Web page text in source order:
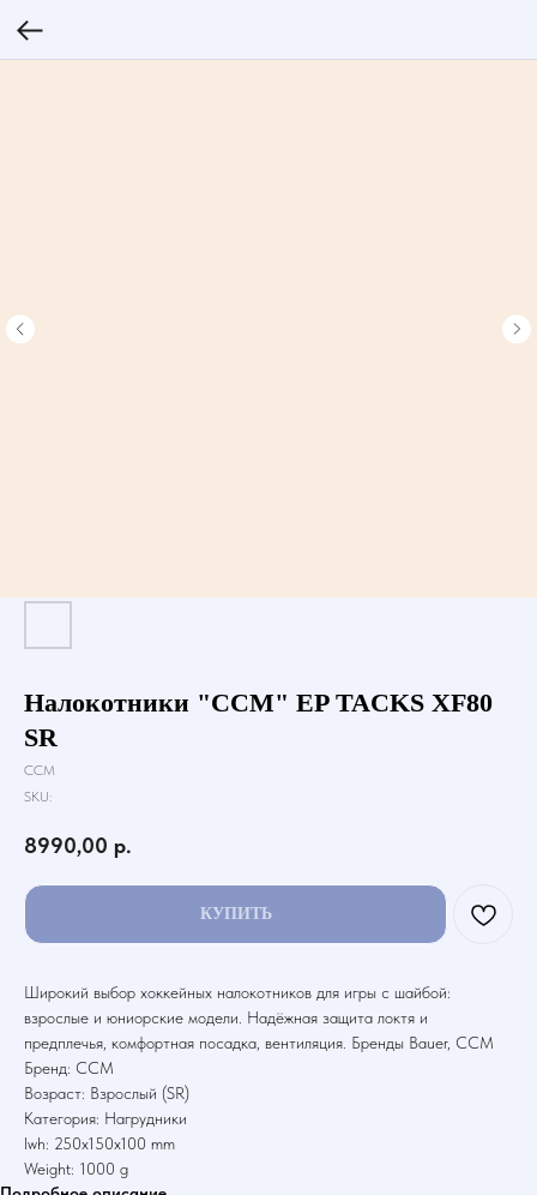
Налокотники "CCM" EP TACKS XF80
SR
CCM
SKU:
8990,00 р.
КУПИТЬ
Широкий выбор хоккейных налокотников для игры с шайбой:
взрослые и юниорские модели. Надёжная защита локтя и
предплечья, комфортная посадка, вентиляция. Бренды Bauer, CCM
Бренд: CCM
Возраст: Взрослый (SR)
Категория: Нагрудники
lwh: 250x150x100 mm
Weight: 1000 g